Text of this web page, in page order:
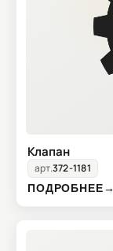
Клапан
арт.372-1181
ПОДРОБНЕЕ→